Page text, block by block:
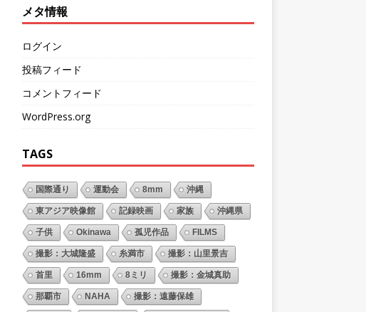
メタ情報
ログイン
投稿フィード
コメントフィード
WordPress.org
TAGS
国際通り 運動会 8mm 沖縄
東アジア映像館 記録映画 家族 沖縄県
子供 Okinawa 孤児作品 FILMS
撮影：大城隆盛 糸満市 撮影：山里景吉
首里 16mm 8ミリ 撮影：金城真助
那覇市 NAHA 撮影：遠藤保雄